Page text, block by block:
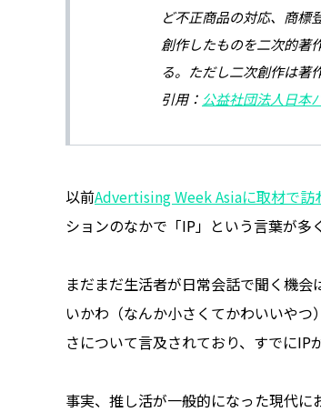
ど不正商品の対応、商標
創作したものを二次的著
る。ただし二次創作は著
引用： 公益社団法人日本
以前Advertising Week Asiaに取材で訪
ションのなかで「IP」という言葉が多
まだまだ生活者が日常会話で聞く機
いかわ（なんか小さくてかわいいや
さについて言及されており、すでにIP
事実、推し活が一般的になった現代